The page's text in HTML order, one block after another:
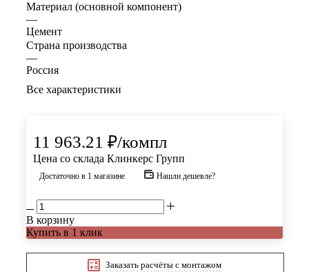
Материал (основной компонент)
—
Цемент
Страна производства
—
Россия
Все характеристики
11 963.21 ₽/компл
Цена со склада Клинкерс Групп
Достаточно в 1 магазине Нашли дешевле?
В корзину
Купить в 1 клик
Заказать расчёты с монтажом